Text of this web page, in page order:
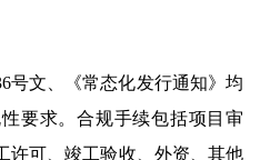
号文、《常态化发行通知》均
要求。合规手续包括项目审
许可、竣工验收、外资、其他